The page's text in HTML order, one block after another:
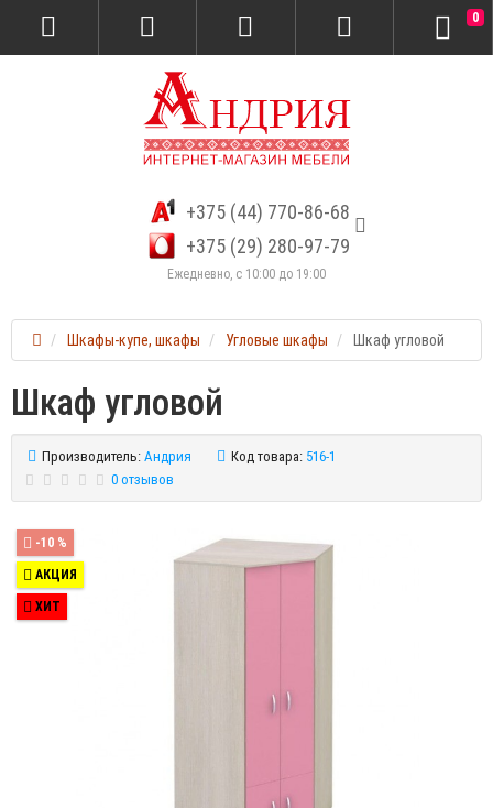
+375 (44) 770-86-68
+375 (29) 280-97-79
Ежедневно, с 10:00 до 19:00
0
Шкафы-купе, шкафы Угловые шкафы Шкаф угловой
Шкаф угловой
Производитель: Андрия Код товара: 516-1
0 отзывов
-10 %
АКЦИЯ
ХИТ